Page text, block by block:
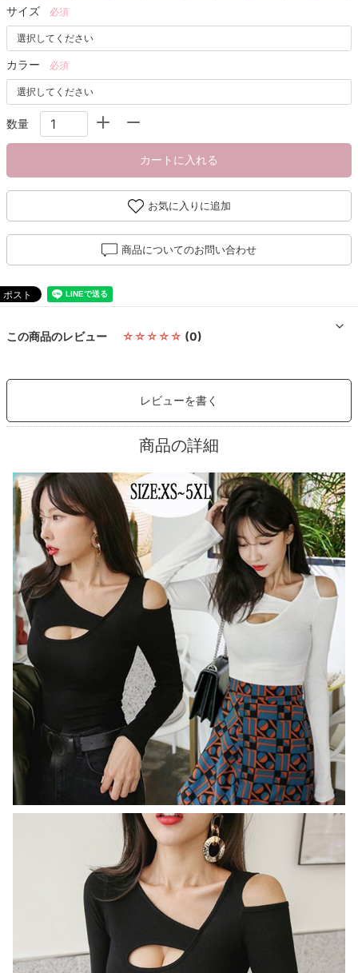
サイズ 必須
カラー 必須
数量
カートに入れる
お気に入りに追加
商品についてのお問い合わせ
この商品のレビュー ☆☆☆☆☆ (0)
レビューを書く
商品の詳細